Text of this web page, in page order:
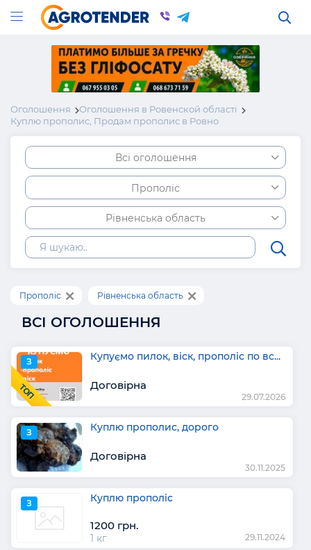
Оголошення
Оголошення в Ровенской області
Куплю прополис, Продам прополис в Ровно
Всі оголошення
Прополіс
Рівненська область
Прополіс Рівненська область
ВСІ ОГОЛОШЕННЯ
ТОП
З Купуємо пилок, віск, прополіс по вс...
Договірна
29.07.2026
З Куплю прополис, дорого
Договірна
30.11.2025
З Куплю прополіс
1200 грн.
1 кг 29.11.2024